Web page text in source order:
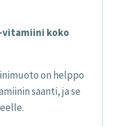
vitamiini koko
on helppo
saanti, ja se